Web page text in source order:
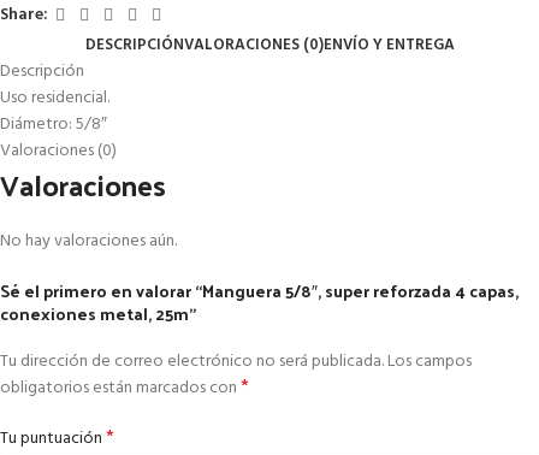
Share:
DESCRIPCIÓNVALORACIONES (0)ENVÍO Y ENTREGA
Descripción
Uso residencial.
Diámetro: 5/8″
Valoraciones (0)
Valoraciones
No hay valoraciones aún.
Sé el primero en valorar “Manguera 5/8″, super reforzada 4 capas,
conexiones metal, 25m”
Tu dirección de correo electrónico no será publicada.Los campos
obligatorios están marcados con*
Tu puntuación*